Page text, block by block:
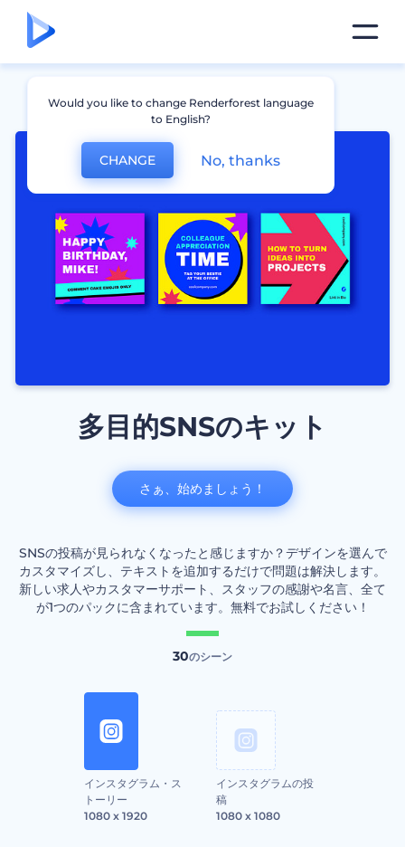
多目的SNSのキット
SNSの投稿が見られなくなったと感じますか？デザインを選んで
カスタマイズし、テキストを追加するだけで問題は解決します。
新しい求人やカスタマーサポート、スタッフの感謝や名言、全て
が1つのパックに含まれています。無料でお試しください！
30のシーン
インスタグラム・ス
トーリー
1080 x 1920
インスタグラムの投
稿
1080 x 1080
さぁ、始めましょう！
Would you like to change Renderforest language
to English?
CHANGE No, thanks